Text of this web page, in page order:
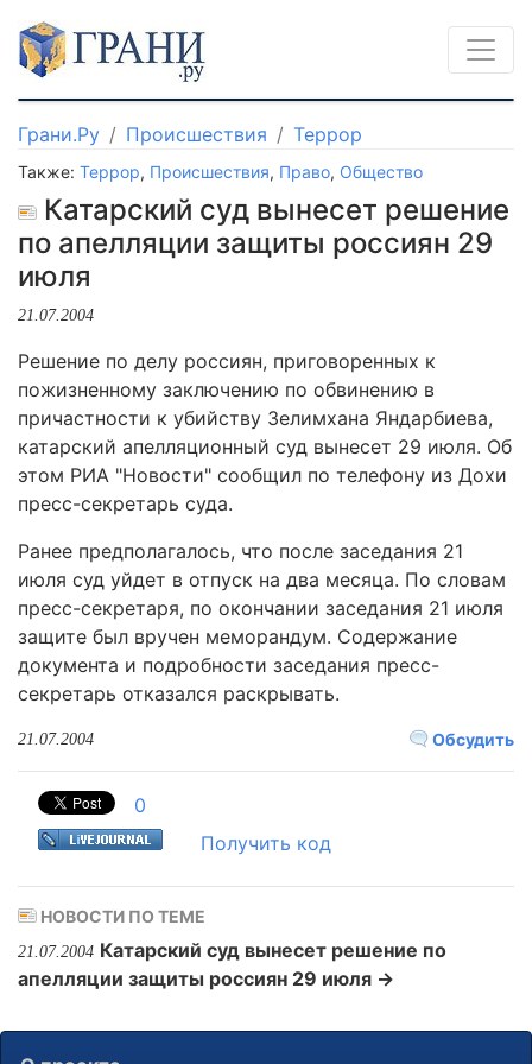
Грани.Ру Происшествия Террор
Также: Террор, Происшествия, Право, Общество
Катарский суд вынесет решение
по апелляции защиты россиян 29
июля
21.07.2004
Решение по делу россиян, приговоренных к
пожизненному заключению по обвинению в
причастности к убийству Зелимхана Яндарбиева,
катарский апелляционный суд вынесет 29 июля. Об
этом РИА "Новости" сообщил по телефону из Дохи
пресс-секретарь суда.
Ранее предполагалось, что после заседания 21
июля суд уйдет в отпуск на два месяца. По словам
пресс-секретаря, по окончании заседания 21 июля
защите был вручен меморандум. Содержание
документа и подробности заседания пресс-
секретарь отказался раскрывать.
Обсудить
21.07.2004
0
Получить код
НОВОСТИ ПО ТЕМЕ
21.07.2004 Катарский суд вынесет решение по
апелляции защиты россиян 29 июля →